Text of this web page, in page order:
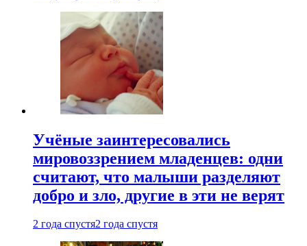
Учёные заинтересовались
мировоззрением младенцев: одни
считают, что малыши разделяют
добро и зло, другие в эти не верят
2 года спустя2 года спустя